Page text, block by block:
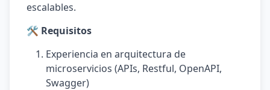
escalables.
🛠️ Requisitos
Experiencia en arquitectura de
microservicios (APIs, Restful, OpenAPI,
Swagger)